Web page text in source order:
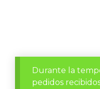
Durante la
pedidos